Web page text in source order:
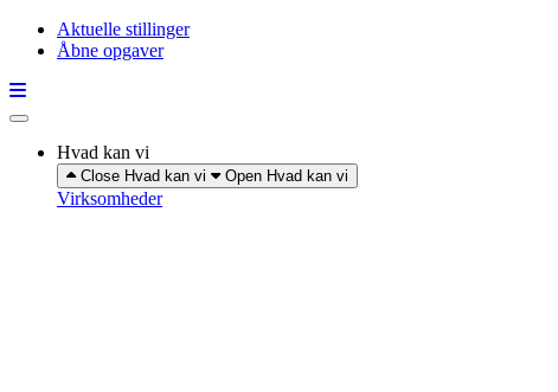
Aktuelle stillinger
Åbne opgaver
Hvad kan vi
Close Hvad kan vi Open Hvad kan vi
Virksomheder